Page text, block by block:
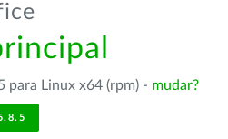
para Linux x64 (rpm) - mudar?